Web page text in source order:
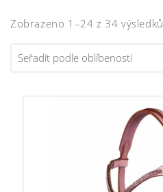
Zobrazeno 1–24 z 34 výsledků